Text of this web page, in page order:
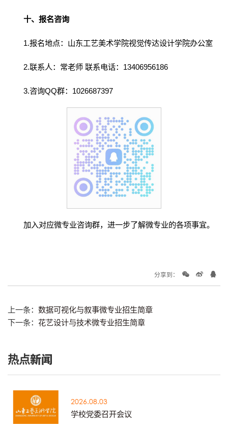
十、报名咨询
1.报名地点：山东工艺美术学院视觉传达设计学院办公室
2.联系人：常老师 联系电话：13406956186
3.咨询QQ群：1026687397
加入对应微专业咨询群，进一步了解微专业的各项事宜。
分享到：
上一条： 数据可视化与叙事微专业招生简章
下一条： 花艺设计与技术微专业招生简章
热点新闻
2026.08.03
学校党委召开会议